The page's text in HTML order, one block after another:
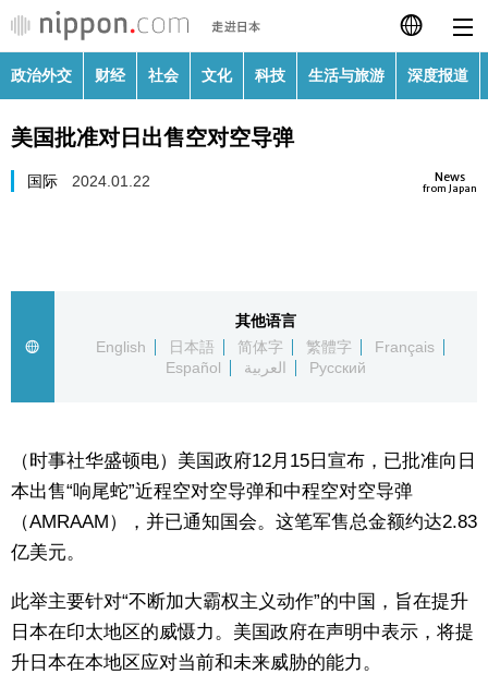
日本語
العربية
科技
生活与旅游
视觉日本
政治外交 财经 社会 文化 科技 生活与旅游 深度报道
美国批准对日出售空对空导弹
News
from Japan
国际 2024.01.22
其他语言
English
日本語 简体字 繁體字
Français
Español
العربية Русский
（时事社华盛顿电）美国政府12月15日宣布，已批准向日
本出售“响尾蛇”近程空对空导弹和中程空对空导弹
（AMRAAM），并已通知国会。这笔军售总金额约达2.83
亿美元。
此举主要针对“不断加大霸权主义动作”的中国，旨在提升
日本在印太地区的威慑力。美国政府在声明中表示，将提
升日本在本地区应对当前和未来威胁的能力。